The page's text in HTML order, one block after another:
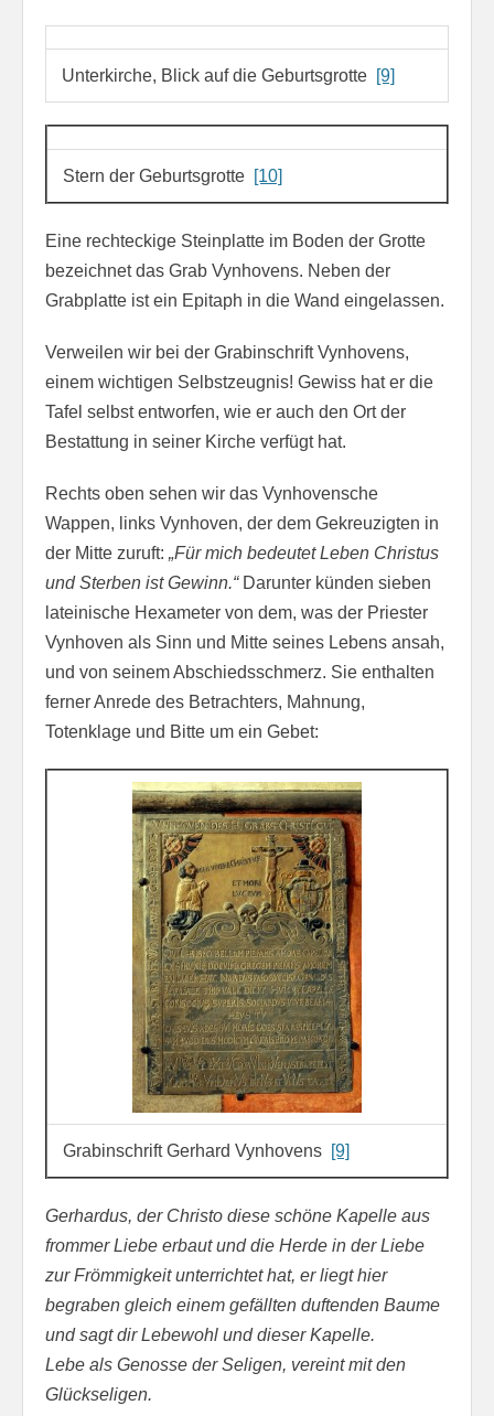
Unterkirche, Blick auf die Geburtsgrotte [9]
Stern der Geburtsgrotte [10]
Eine rechteckige Steinplatte im Boden der Grotte
bezeichnet das Grab Vynhovens. Neben der
Grabplatte ist ein Epitaph in die Wand eingelassen.
Verweilen wir bei der Grabinschrift Vynhovens,
einem wichtigen Selbstzeugnis! Gewiss hat er die
Tafel selbst entworfen, wie er auch den Ort der
Bestattung in seiner Kirche verfügt hat.
Rechts oben sehen wir das Vynhovensche
Wappen, links Vynhoven, der dem Gekreuzigten in
der Mitte zuruft: „Für mich bedeutet Leben Christus
und Sterben ist Gewinn.“Darunter künden sieben
lateinische Hexameter von dem, was der Priester
Vynhoven als Sinn und Mitte seines Lebens ansah,
und von seinem Abschiedsschmerz. Sie enthalten
ferner Anrede des Betrachters, Mahnung,
Totenklage und Bitte um ein Gebet:
Grabinschrift Gerhard Vynhovens [9]
Gerhardus, der Christo diese schöne Kapelle aus
frommer Liebe erbaut und die Herde in der Liebe
zur Frömmigkeit unterrichtet hat, er liegt hier
begraben gleich einem gefällten duftenden Baume
und sagt dir Lebewohl und dieser Kapelle.
Lebe als Genosse der Seligen, vereint mit den
Glückseligen.